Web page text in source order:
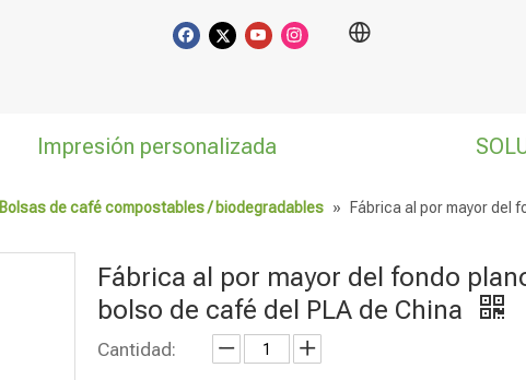
Impresión personalizada
Bolsas de café compostables / biodegradables » Fábrica al por mayor del
Fábrica al por mayor del fondo
bolso de café del PLA de China
Cantidad: